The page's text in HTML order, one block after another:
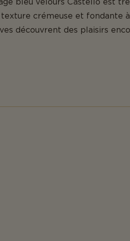
texture crémeuse et fondante
découvrent des plaisirs